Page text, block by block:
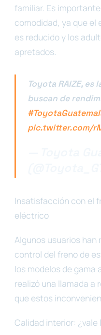
familiar. Es
comodidad, ya que el
es reducido y los
apretados.
Toyota RAIZE, es
buscan de
pic.twitter.com/
Insatisfacción con el
eléctrico
Algunos usuarios han
control del freno de
los modelos de gama
realizó una llamada a
que estos
Calidad interior: ¿vale